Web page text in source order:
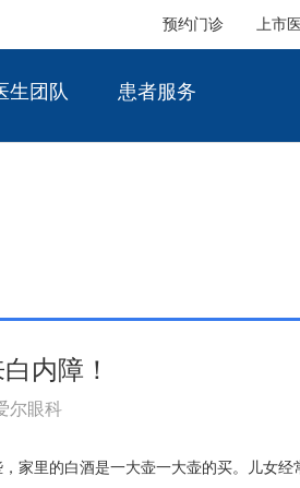
预约门诊 上市
生团队 患者服务
内障！
尔眼科
家里的白酒是一大壶一大壶的买。儿女经